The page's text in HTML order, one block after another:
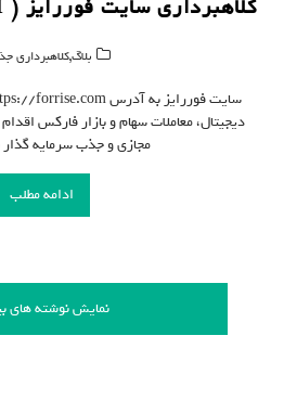
کلاهبرداری سایت فوررایز ( FORRISE.COM )
بلاگ,کلاهبرداری
دیجیتال، معاملات سهام و بازار فارکس
مجازی و جذب سرمایه
ادامه مطلب
نمایش نوشته های